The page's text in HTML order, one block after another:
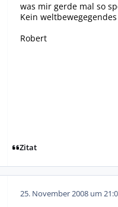
was mir gerde mal so
Kein
Robert
Zitat
25. November 2008 um